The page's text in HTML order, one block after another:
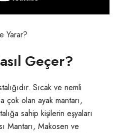
Yarar?
Geçer?
Sıcak ve nemli
çok olan ayak mantarı,
sahip kişilerin eşyaları
Mantarı, Makosen ve